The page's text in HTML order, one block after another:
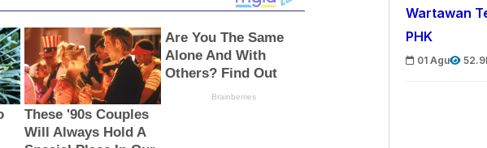
Wartawan
PHK
01 Agu